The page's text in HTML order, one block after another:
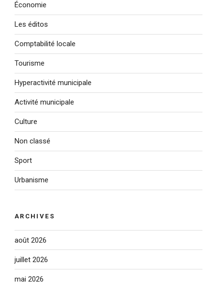
Économie
Les éditos
Comptabilité locale
Tourisme
Hyperactivité municipale
Activité municipale
Culture
Non classé
Sport
Urbanisme
ARCHIVES
août 2026
juillet 2026
mai 2026